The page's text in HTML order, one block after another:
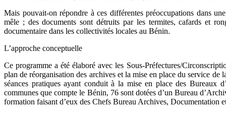
Mais pouvait-on répondre à ces différentes préoccupations dans
mêle ; des documents sont détruits par les termites, cafards et
documentaire dans les collectivités locales au Bénin.
L’approche conceptuelle
Ce programme a été élaboré avec les Sous-Préfectures/
plan de réorganisation des archives et la mise en place du service
séances pratiques ayant conduit à la mise en place des
communes que compte le Bénin, 76 sont dotées d’un Bureau
formation faisant d’eux des Chefs Bureau Archives, Documentation